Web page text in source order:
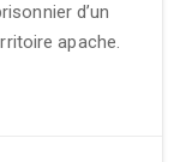
d’un
apache.